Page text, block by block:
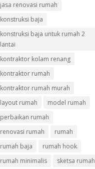
jasa renovasi rumah
konstruksi baja
konstruksi baja untuk rumah 2
lantai
kontraktor kolam renang
kontraktor rumah
kontraktor rumah murah
layout rumah
model rumah
perbaikan rumah
renovasi rumah
rumah
rumah baja
rumah hook
rumah minimalis
sketsa rumah